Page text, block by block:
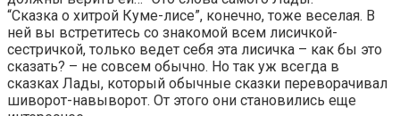
“Сказка о хитрой Куме-лисе”, конечно, тоже веселая. В
ней вы встретитесь со знакомой всем лисичкой-
сестричкой, только ведет себя эта лисичка – как бы это
сказать? – не совсем обычно. Но так уж всегда в
сказках Лады, который обычные сказки переворачивал
шиворот-навыворот. От этого они становились еще